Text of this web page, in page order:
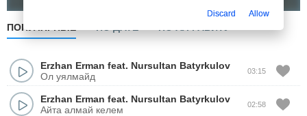
ПОПУЛЯРНЫЕ
Erzhan Erman feat. Nursultan Batyrkulov
Ол уялмайд
03:15
Erzhan Erman feat. Nursultan Batyrkulov
Айта алмай келем
02:58
Discard Allow